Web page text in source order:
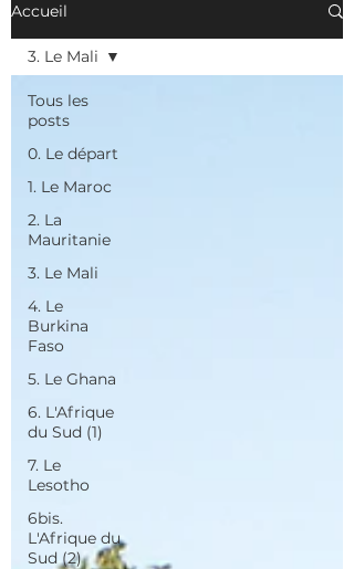
Accueil
Tous les
posts
0. Le départ
1. Le Maroc
2. La
Mauritanie
3. Le Mali
4. Le
Burkina
Faso
5. Le Ghana
6. L'Afrique
du Sud (1)
7. Le
Lesotho
6bis.
L'Afrique du
Sud (2)
3. Le Mali